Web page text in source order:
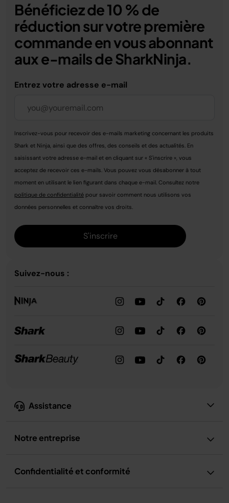
Assistance
Notre entreprise
Confidentialité et conformité
Bénéficiez de 10 % de
réduction sur votre première
commande en vous abonnant
aux e-mails de SharkNinja.
Entrez votre adresse e-mail
Inscrivez-vous pour recevoir des e-mails marketing concernant les produits
Shark et Ninja, ainsi que des offres, des conseils et des actualités. En
saisissant votre adresse e-mail et en cliquant sur « S'inscrire », vous
acceptez de recevoir ces e-mails. Vous pouvez vous désabonner à tout
moment en utilisant le lien figurant dans chaque e-mail. Consultez notre
politique de confidentialité pour savoir comment nous utilisons vos
données personnelles et connaître vos droits.
S'inscrire
Suivez-nous :